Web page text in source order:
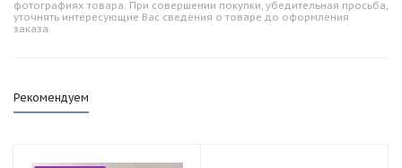
фотографиях товара. При совершении покупки, убедительная просьба,
уточнять интересующие Вас сведения о товаре до оформления
заказа.
Рекомендуем